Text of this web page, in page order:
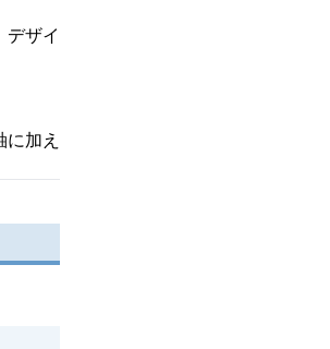
デザイ
加え